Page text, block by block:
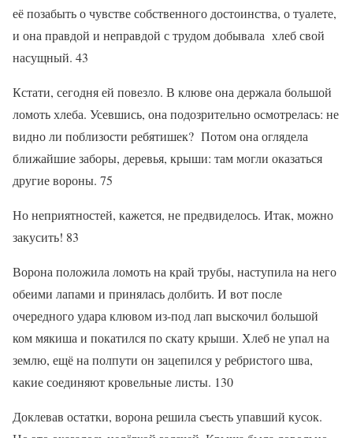
её позабыть о чувстве собственного достоинства, о туалете,
и она правдой и неправдой с трудом добывала хлеб свой
насущный. 43
Кстати, сегодня ей повезло. В клюве она держала большой
ломоть хлеба. Усевшись, она подозрительно осмотрелась: не
видно ли поблизости ребятишек? Потом она оглядела
ближайшие заборы, деревья, крыши: там могли оказаться
другие вороны. 75
Но неприятностей, кажется, не предвиделось. Итак, можно
закусить! 83
Ворона положила ломоть на край трубы, наступила на него
обеими лапами и принялась долбить. И вот после
очередного удара клювом из-под лап выскочил большой
ком мякиша и покатился по скату крыши. Хлеб не упал на
землю, ещё на полпути он зацепился у ребристого шва,
какие соединяют кровельные листы. 130
Доклевав остатки, ворона решила съесть упавший кусок.